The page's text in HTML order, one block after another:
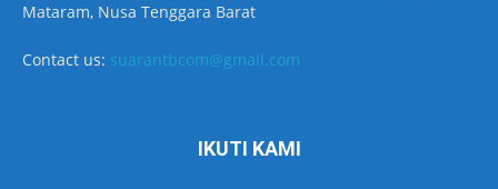
Mataram, Nusa Tenggara Barat
Contact us: suarantbcom@gmail.com
IKUTI KAMI